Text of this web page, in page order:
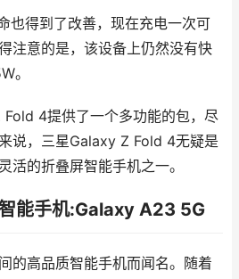
也得到了改善，现在充电一次可
注意的是，该设备上仍然没有快
。
4提供了一个多功能的包，尽
说，三星Galaxy Z Fold 4无疑是
活的折叠屏智能手机之一。
能手机:Galaxy A23 5G
的高品质智能手机而闻名。随着